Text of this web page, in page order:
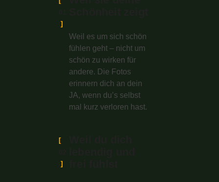
Weil es um sich schön
fühlen geht – nicht um
schön zu wirken für
andere. Die Fotos
erinnern dich an dein
JA, wenn du’s selbst
mal kurz verloren hast.